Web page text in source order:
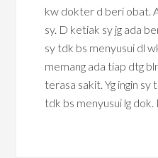
kw dokter d beri obat.
sy. D ketiak sy jg ada
sy tdk bs menyusui dl
memang ada tiap dtg
terasa sakit. Yg ingin sy
tdk bs menyusui lg